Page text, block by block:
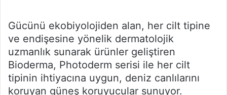
Gücünü ekobiyolojiden alan, her cilt tipine
ve endişesine yönelik dermatolojik
uzmanlık sunarak ürünler geliştiren
Bioderma, Photoderm serisi ile her cilt
tipinin ihtiyacına uygun, deniz canlılarını
koruyan güneş koruyucular sunuyor.